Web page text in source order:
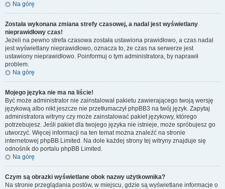
Na górę
Została wykonana zmiana strefy czasowej, a nadal jest wyświetlany
nieprawidłowy czas!
Jeżeli na pewno strefa czasowa została ustawiona prawidłowo, a czas nadal
jest wyświetlany nieprawidłowo, oznacza to, że czas na serwerze jest
ustawiony nieprawidłowo. Poinformuj o tym administratora, by naprawił
problem.
Na górę
Mojego języka nie ma na liście!
Być może administrator nie zainstalował pakietu zawierającego twoją wersję
językową albo nikt jeszcze nie przetłumaczył phpBB3 na twój język. Zapytaj
administratora witryny czy może zainstalować pakiet językowy, którego
potrzebujesz. Jeśli pakiet dla twojego języka nie istnieje, może spróbujesz go
utworzyć. Więcej informacji na ten temat można znaleźć na stronie
internetowej phpBB Limited. Na dole każdej strony tej witryny znajduje się
odnośnik do portalu phpBB Limited.
Na górę
Czym są obrazki wyświetlane obok nazwy użytkownika?
Na stronie przeglądania postów, w miejscu, gdzie są wyświetlane informacje o